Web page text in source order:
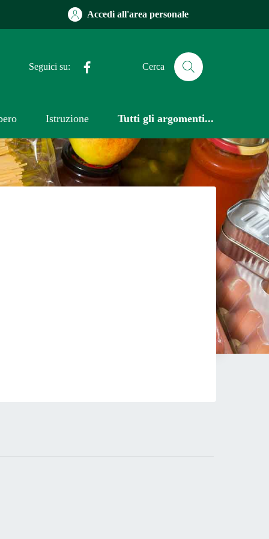
Accedi all'area personale
Seguici su: Cerca
Istruzione Tutti gli argomenti...